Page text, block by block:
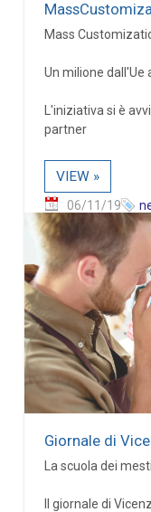
Mass
Un milione dall'Ue
L'iniziativa si è
partner
VIEW »
06/11/19
Giornale di
La scuola dei
Il giornale di